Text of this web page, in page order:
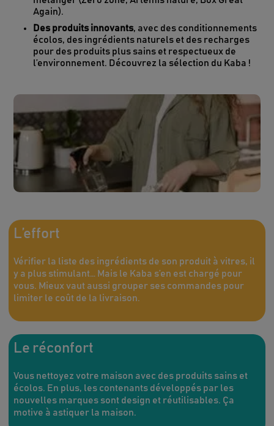
Again).
Des produits innovants, avec des conditionnements
écolos, des ingrédients naturels et des recharges
pour des produits plus sains et respectueux de
l’environnement. Découvrez la sélection du Kaba !
L’effort
Vérifier la liste des ingrédients de son produit à vitres, il
y a plus stimulant… Mais le Kaba s’en est chargé pour
vous. Mieux vaut aussi grouper ses commandes pour
limiter le coût de la livraison.
Le réconfort
Vous nettoyez votre maison avec des produits sains et
écolos. En plus, les contenants développés par les
nouvelles marques sont design et réutilisables. Ça
motive à astiquer la maison.